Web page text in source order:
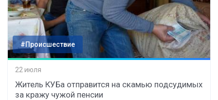
#Происшествие
22 июля
Житель КУБа отправится на скамью подсудимых
за кражу чужой пенсии